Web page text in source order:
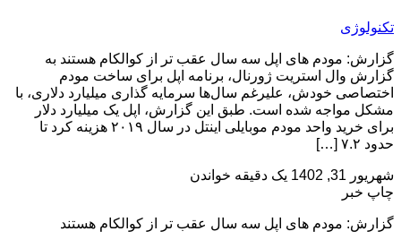
تکنولوژی
گزارش: مودم های اپل سه سال عقب تر از کوالکام هستند به
گزارش وال استریت ژورنال، برنامه اپل برای ساخت مودم
اختصاصی خودش، علیرغم سال‌ها سرمایه گذاری میلیارد دلاری، با
مشکل مواجه شده است. طبق این گزارش، اپل یک میلیارد دلار
برای خرید واحد مودم موبایلی اینتل در سال ۲۰۱۹ هزینه کرد تا
حدود ۷.۲ […]
شهریور 31, 1402
یک دقیقه خواندن
چاپ خبر
گزارش: مودم های اپل سه سال عقب تر از کوالکام هستند